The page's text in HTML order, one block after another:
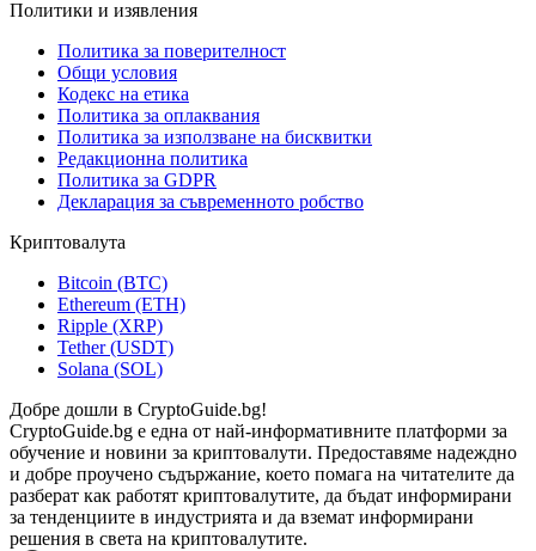
Политики и изявления
Политика за поверителност
Общи условия
Кодекс на етика
Политика за оплаквания
Политика за използване на бисквитки
Редакционна политика
Политика за GDPR
Декларация за съвременното робство
Криптовалута
Bitcoin (BTC)
Ethereum (ETH)
Ripple (XRP)
Tether (USDT)
Solana (SOL)
Добре дошли в CryptoGuide.bg!
CryptoGuide.bg е една от най-информативните платформи за
обучение и новини за криптовалути. Предоставяме надеждно
и добре проучено съдържание, което помага на читателите да
разберат как работят криптовалутите, да бъдат информирани
за тенденциите в индустрията и да вземат информирани
решения в света на криптовалутите.